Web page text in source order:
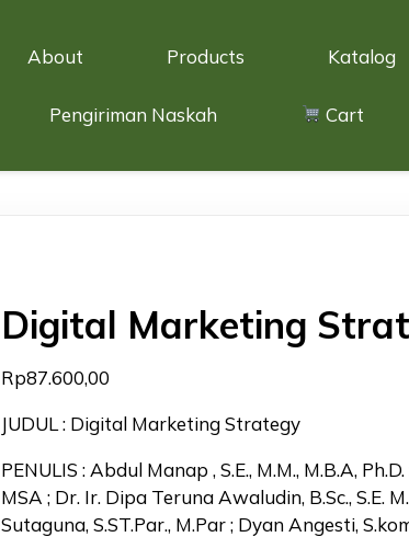
About Products Katalog
Pengiriman Naskah Cart
Digital Marketing
Rp87.600,00
JUDUL : Digital Marketing Strategy
PENULIS : Abdul Manap , S.E., M.M., M.B.A,
MSA ; Dr. Ir. Dipa Teruna Awaludin, B.Sc., S.E.
Sutaguna, S.ST.Par., M.Par ; Dyan Angesti,